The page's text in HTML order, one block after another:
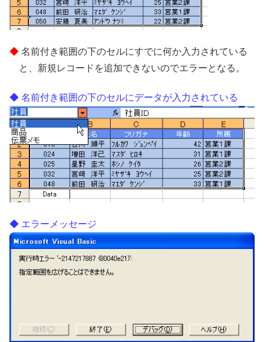
名前付き範囲の下のセルにすでに何か入力されている
と、新規レコードを追加できないのでエラーとなる。
名前付き範囲の下のセルにデータが入力されている
エラーメッセージ